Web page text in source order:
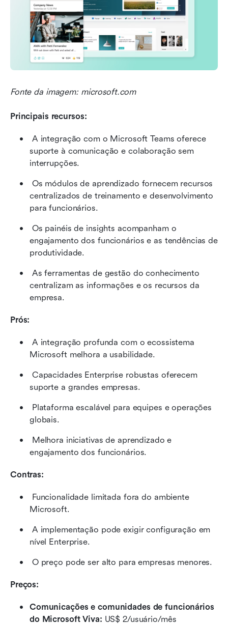
Fonte da imagem: microsoft.com
Principais recursos:
A integração com o Microsoft Teams oferece
suporte à comunicação e colaboração sem
interrupções.
Os módulos de aprendizado fornecem recursos
centralizados de treinamento e desenvolvimento
para funcionários.
Os painéis de insights acompanham o
engajamento dos funcionários e as tendências de
produtividade.
As ferramentas de gestão do conhecimento
centralizam as informações e os recursos da
empresa.
Prós:
A integração profunda com o ecossistema
Microsoft melhora a usabilidade.
Capacidades Enterprise robustas oferecem
suporte a grandes empresas.
Plataforma escalável para equipes e operações
globais.
Melhora iniciativas de aprendizado e
engajamento dos funcionários.
Contras:
Funcionalidade limitada fora do ambiente
Microsoft.
A implementação pode exigir configuração em
nível Enterprise.
O preço pode ser alto para empresas menores.
Preços:
Comunicações e comunidades de funcionários
do Microsoft Viva: US$ 2/usuário/mês